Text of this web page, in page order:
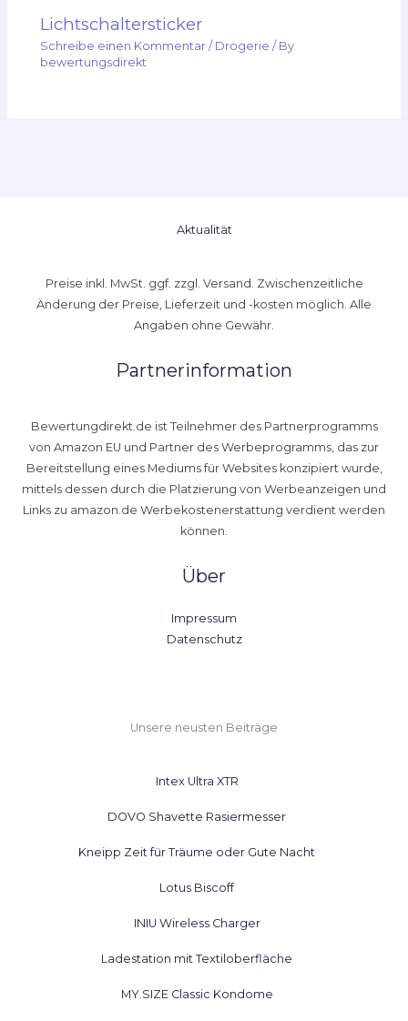
Lichtschaltersticker
Schreibe einen Kommentar / Drogerie / By
bewertungsdirekt
Aktualität
Preise inkl. MwSt. ggf. zzgl. Versand. Zwischenzeitliche
Änderung der Preise, Lieferzeit und -kosten möglich. Alle
Angaben ohne Gewähr.
Partnerinformation
Bewertungdirekt.de ist Teilnehmer des Partnerprogramms
von Amazon EU und Partner des Werbeprogramms, das zur
Bereitstellung eines Mediums für Websites konzipiert wurde,
mittels dessen durch die Platzierung von Werbeanzeigen und
Links zu amazon.de Werbekostenerstattung verdient werden
können.
Über
Impressum
Datenschutz
Unsere neusten Beiträge
Intex Ultra XTR
DOVO Shavette Rasiermesser
Kneipp Zeit für Träume oder Gute Nacht
Lotus Biscoff
INIU Wireless Charger
Ladestation mit Textiloberfläche
MY.SIZE Classic Kondome